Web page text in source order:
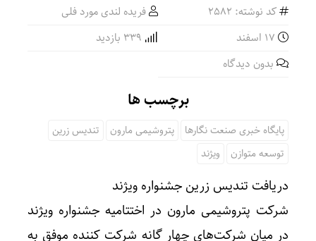
کد نوشته: 2582
فریده لندی مورد فلی
بدون دیدگاه
برچسب ها
پایگاه خبری صنعت نگارها پتروشیمی مارون
تندیس زرین
توسعه متوازن
ویژند
دریافت تندیس زرین جشنواره ویژند
شرکت پتروشیمی مارون در اختتامیه جشنواره ویژند
در میان شرکت‌های چهار گانه شرکت کننده موفق به